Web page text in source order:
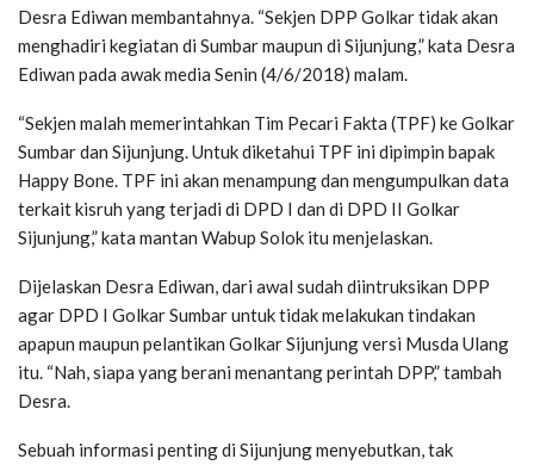
Desra Ediwan membantahnya. “Sekjen DPP Golkar tidak akan
menghadiri kegiatan di Sumbar maupun di Sijunjung,” kata Desra
Ediwan pada awak media Senin (4/6/2018) malam.
“Sekjen malah memerintahkan Tim Pecari Fakta (TPF) ke Golkar
Sumbar dan Sijunjung. Untuk diketahui TPF ini dipimpin bapak
Happy Bone. TPF ini akan menampung dan mengumpulkan data
terkait kisruh yang terjadi di DPD I dan di DPD II Golkar
Sijunjung,” kata mantan Wabup Solok itu menjelaskan.
Dijelaskan Desra Ediwan, dari awal sudah diintruksikan DPP
agar DPD I Golkar Sumbar untuk tidak melakukan tindakan
apapun maupun pelantikan Golkar Sijunjung versi Musda Ulang
itu. “Nah, siapa yang berani menantang perintah DPP,” tambah
Desra.
Sebuah informasi penting di Sijunjung menyebutkan, tak